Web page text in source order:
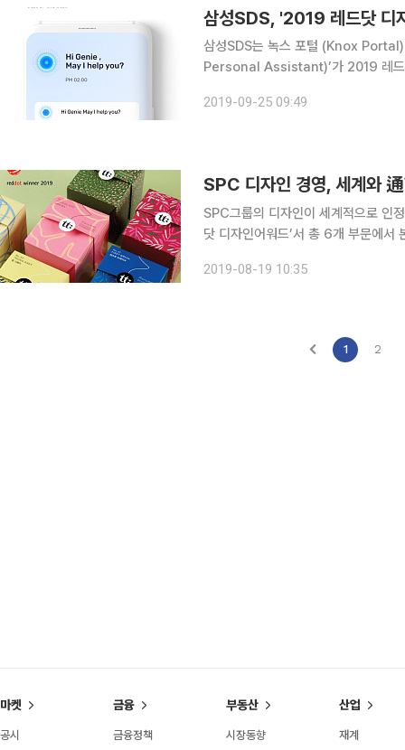
삼성SDS, '2019 레드닷 디
삼성SDS는 녹스 포털 (Knox
Personal Assistant)’가 2019 레드
인 어워드는 IF 어워드, IDEA와
2019-09-25 09:49
SPC 디자인 경영, 세계와
SPC그룹의 디자인이 세계적으로 인정받았다. SPC그룹은 세계 3대 디자인 어
닷 디자인어워드’서 총 6개 부문에
라 ‘선물상자’, 배스킨라빈스 ‘리뉴얼
2019-08-19 10:35
1 2
마켓
공시
금융
금융정책
부동산
시장동향
산업
재계